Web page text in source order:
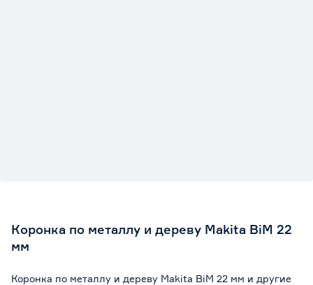
Коронка по металлу и дереву Makita BiM 22
мм
Коронка по металлу и дереву Makita BiM 22 мм и другие